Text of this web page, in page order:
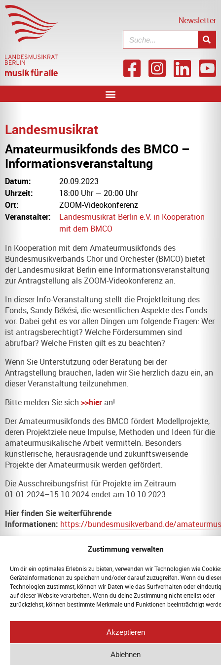
Zustimmung verwalten
Um dir ein optimales Erlebnis zu bieten, verwenden wir Technologien wie
Geräteinformationen zu speichern und/oder darauf zuzugreifen. Wenn du
Technologien zustimmst, können wir Daten wie das Surfverhalten oder
auf dieser Website verarbeiten. Wenn du deine Zustimmung nicht erteilst oder
zurückziehst, können bestimmte Merkmale und Funktionen beeinträchtigt
Akzeptieren
Ablehnen
Newsletter
Landesmusikrat
Amateurmusikfonds des BMCO –
Informationsveranstaltung
Datum:
20.09.2023
Uhrzeit:
18:00 Uhr — 20:00 Uhr
Ort:
ZOOM-Videokonferenz
Veranstalter:
Landesmusikrat Berlin e.V. in Kooperation
mit dem BMCO
In Kooperation mit dem Amateurmusikfonds des
Bundesmusikverbands Chor und Orchester (BMCO) bietet
der Landesmusikrat Berlin eine Informationsveranstaltung
zur Antragstellung als ZOOM-Videokonferenz an.
In dieser Info-Veranstaltung stellt die Projektleitung des
Fonds, Sandy Békési, die wesentlichen Aspekte des Fonds
vor. Dabei geht es vor allen Dingen um folgende Fragen: Wer
ist antragsberechtigt? Welche Fördersummen sind
abrufbar? Welche Fristen gilt es zu beachten?
Wenn Sie Unterstützung oder Beratung bei der
Antragstellung brauchen, laden wir Sie herzlich dazu ein, an
dieser Veranstaltung teilzunehmen.
Bitte melden Sie sich >>hier an!
Der Amateurmusikfonds des BMCO fördert Modellprojekte,
deren Projektziele neue Impulse, Methoden und Ideen für die
amateurmusikalische Arbeit vermitteln. Besonders
künstlerische, herausragende und zukunftsweisende
Projekte der Amateurmusik werden gefördert.
Die Ausschreibungsfrist für Projekte im Zeitraum
01.01.2024–15.10.2024 endet am 10.10.2023.
Hier finden Sie weiterführende
Informationen: https://bundesmusikverband.de/
© 2026 Landesmusikrat Berlin. Alle
Rechte vorbehalten. |Impressum &
Datenschutz|WebMail